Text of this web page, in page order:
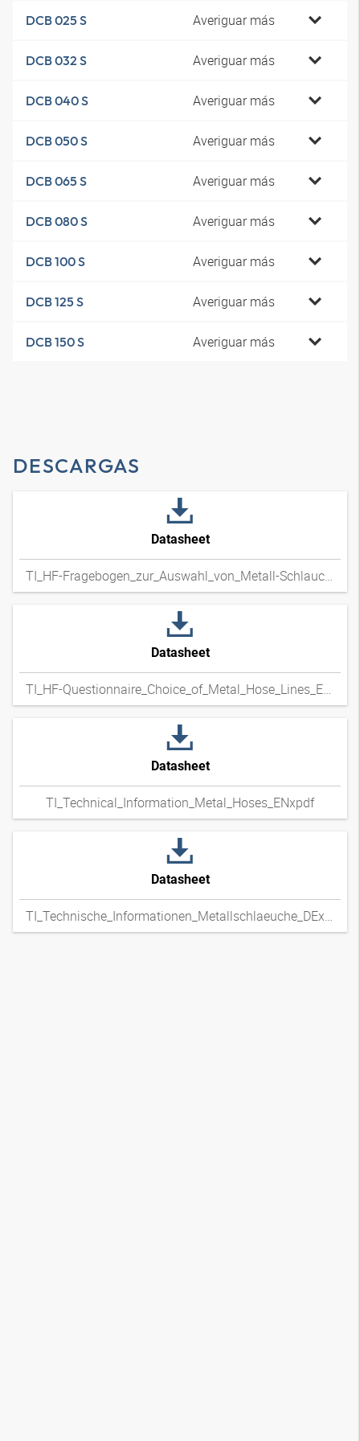
DCB 025 S Averiguar más
DCB 032 S Averiguar más
DCB 040 S Averiguar más
DCB 050 S Averiguar más
DCB 065 S Averiguar más
DCB 080 S Averiguar más
DCB 100 S Averiguar más
DCB 125 S Averiguar más
DCB 150 S Averiguar más
DESCARGAS
Datasheet
TI_HF-Fragebogen_zur_Auswahl_von_Metall-Schlauchleitungen_DExpdf
Datasheet
TI_HF-Questionnaire_Choice_of_Metal_Hose_Lines_ENxpdf
Datasheet
TI_Technical_Information_Metal_Hoses_ENxpdf
Datasheet
TI_Technische_Informationen_Metallschlaeuche_DExpdf